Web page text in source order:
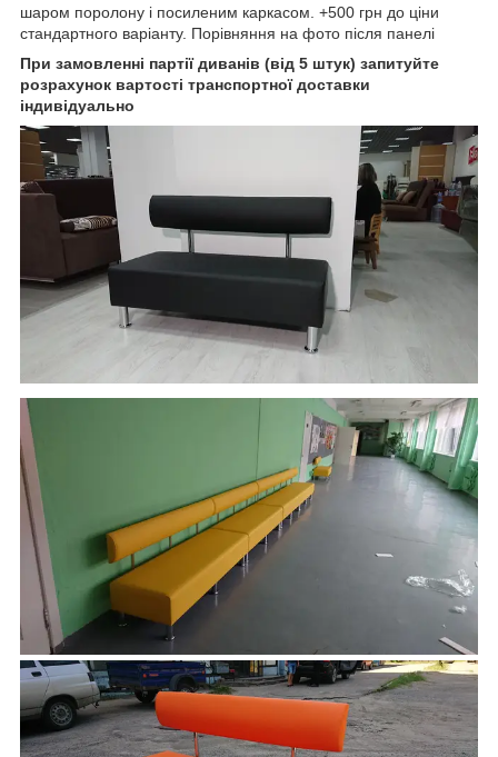
шаром поролону і посиленим каркасом. +500 грн до ціни
стандартного варіанту. Порівняння на фото після панелі
При замовленні партії диванів (від 5 штук) запитуйте
розрахунок вартості транспортної доставки
індивідуально